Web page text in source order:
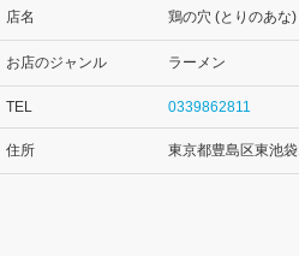
店名 鶏の穴 (とりのあな)
お店のジャンル ラーメン
TEL 0339862811
住所 東京都豊島区東池